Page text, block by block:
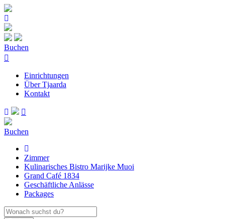
Buchen
Einrichtungen
Über Tjaarda
Kontakt
Buchen
Zimmer
Kulinarisches Bistro Marijke Muoi
Grand Café 1834
Geschäftliche Anlässe
Packages